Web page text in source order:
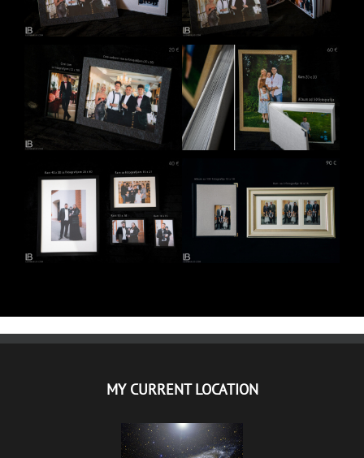
MY CURRENT LOCATION